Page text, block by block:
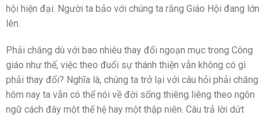
hội hiện đại. Người ta bảo với chúng ta rằng Giáo Hội đang lớn
lên.
Phải chăng dù với bao nhiêu thay đổi ngoạn mục trong Công
giáo như thế, việc theo đuổi sự thánh thiện vẫn không có gì
phải thay đổi? Nghĩa là, chúng ta trở lại với câu hỏi phải chăng
hôm nay ta vẫn có thể nói về đời sống thiêng liêng theo ngôn
ngữ cách đây một thế hệ hay một thập niên. Câu trả lời dứt